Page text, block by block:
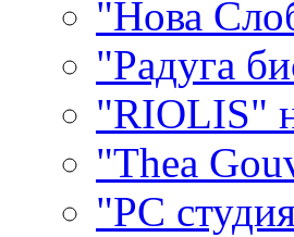
"Нова
"Радуга
"RIOLIS"
"Thea
"РС